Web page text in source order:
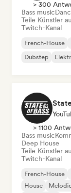
> 300
Bass music
Teile Künstler
Twitch-Kanal
French-House
Dubstep
> 1100
Bass music
Deep House
Teile Künstler
Twitch-Kanal
French-House
House